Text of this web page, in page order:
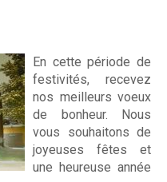
En cette période de
festivités, recevez
nos meilleurs voeux
de bonheur. Nous
vous souhaitons de
joyeuses fêtes et
une heureuse année